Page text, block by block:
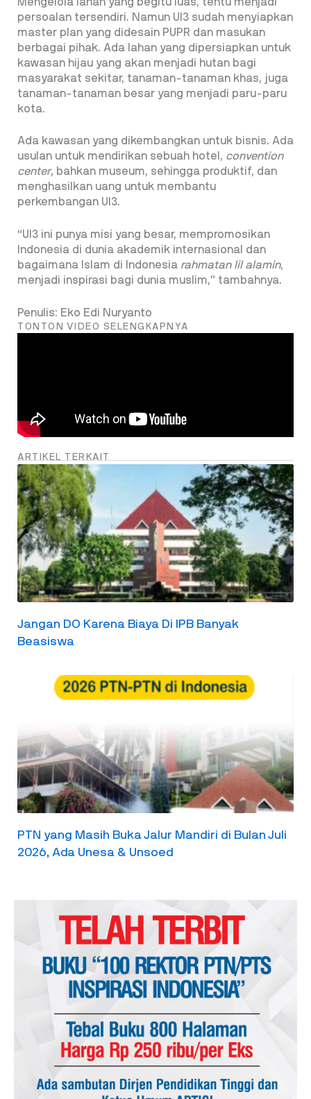
persoalan tersendiri. Namun UI3 sudah menyiapkan
master plan yang didesain PUPR dan masukan
berbagai pihak. Ada lahan yang dipersiapkan untuk
kawasan hijau yang akan menjadi hutan bagi
masyarakat sekitar, tanaman-tanaman khas, juga
tanaman-tanaman besar yang menjadi paru-paru
kota.
Ada kawasan yang dikembangkan untuk bisnis. Ada
usulan untuk mendirikan sebuah hotel, convention
center, bahkan museum, sehingga produktif, dan
menghasilkan uang untuk membantu
perkembangan UI3.
“UI3 ini punya misi yang besar, mempromosikan
Indonesia di dunia akademik internasional dan
bagaimana Islam di Indonesia rahmatan lil alamin,
menjadi inspirasi bagi dunia muslim,” tambahnya.
Penulis: Eko Edi Nuryanto
TONTON VIDEO SELENGKAPNYA
ARTIKEL TERKAIT
Jangan DO Karena Biaya Di IPB Banyak
Beasiswa
PTN yang Masih Buka Jalur Mandiri di Bulan Juli
2026, Ada Unesa & Unsoed